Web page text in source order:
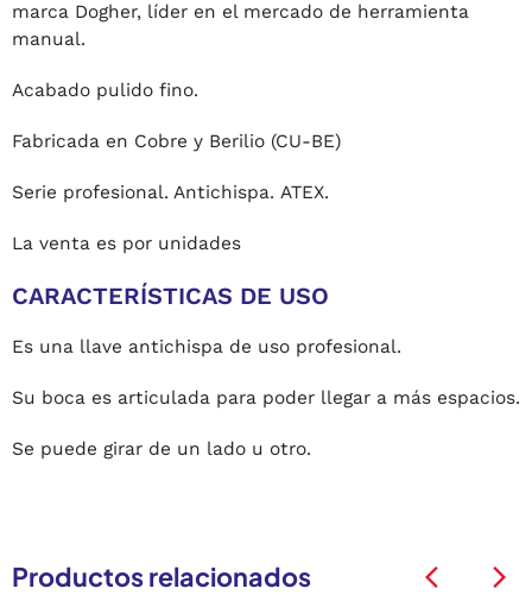
marca Dogher, líder en el mercado de herramienta
manual.
Acabado pulido fino.
Fabricada en Cobre y Berilio (CU-BE)
Serie profesional. Antichispa. ATEX.
La venta es por unidades
CARACTERÍSTICAS DE USO
Es una llave antichispa de uso profesional.
Su boca es articulada para poder llegar a más espacios.
Se puede girar de un lado u otro.
Productos relacionados arrow_back_ios arrow_back_ios